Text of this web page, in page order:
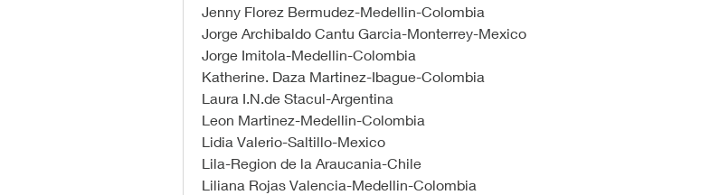
Jenny Florez Bermudez-Medellin-Colombia
Jorge Archibaldo Cantu Garcia-Monterrey-Mexico
Jorge Imitola-Medellin-Colombia
Katherine. Daza Martinez-Ibague-Colombia
Laura I.N.de Stacul-Argentina
Leon Martinez-Medellin-Colombia
Lidia Valerio-Saltillo-Mexico
Lila-Region de la Araucania-Chile
Liliana Rojas Valencia-Medellin-Colombia